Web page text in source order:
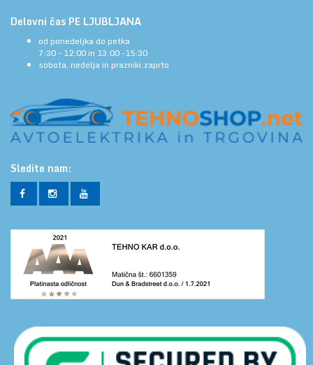
Delovni čas PE LJUBLJANA
od ponedeljka do petka
7:30 - 12:00 in 13:00 -15:30
sobota, nedelja in prazniki:zaprto
Sledite nam: